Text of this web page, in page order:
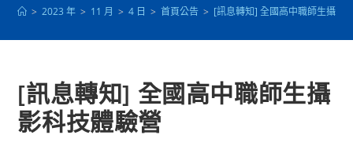
> 2023 年 > 11 月 > 4 日 > 首頁公告 > [訊息轉知] 全國高中職師生攝影
[訊息轉知] 全國高中職師生攝
影科技體驗營